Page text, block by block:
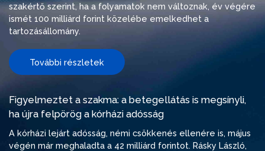
szakértő szerint, ha a folyamatok nem változnak, év végére
ismét 100 milliárd forint közelébe emelkedhet a
tartozásállomány.
További részletek
Figyelmeztet a szakma: a betegellátás is megsínyli,
ha újra felpörög a kórházi adósság
A kórházi lejárt adósság, némi csökkenés ellenére is, május
végén már meghaladta a 42 milliárd forintot. Rásky László,